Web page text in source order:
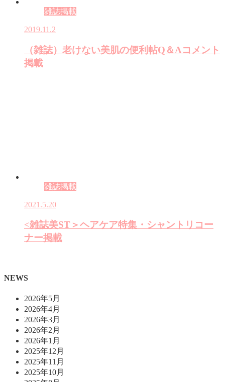
雑誌掲載
2019.11.2
（雑誌）老けない美肌の便利帖Q＆Aコメント
掲載
雑誌掲載
2021.5.20
<雑誌美ST＞ヘアケア特集・シャントリコー
ナー掲載
NEWS
2026年5月
2026年4月
2026年3月
2026年2月
2026年1月
2025年12月
2025年11月
2025年10月